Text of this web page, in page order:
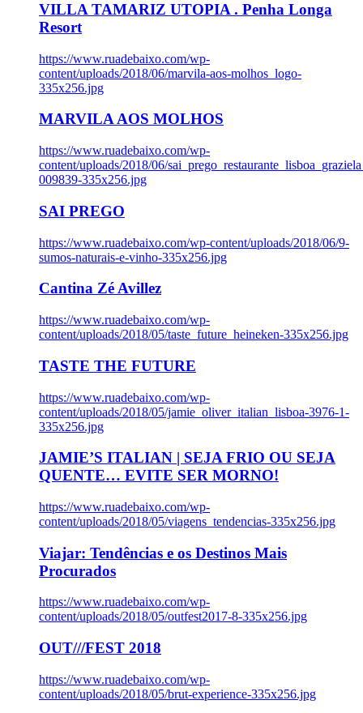
VILLA TAMARIZ UTOPIA . Penha Longa
Resort
https://www.ruadebaixo.com/wp-
content/uploads/2018/06/marvila-aos-molhos_logo-
335x256.jpg
MARVILA AOS MOLHOS
https://www.ruadebaixo.com/wp-
content/uploads/2018/06/
009839-335x256.jpg
SAI PREGO
https://www.ruadebaixo.com/wp-content/uploads/2018/06/9-
sumos-naturais-e-vinho-335x256.jpg
Cantina Zé Avillez
https://www.ruadebaixo.com/wp-
content/uploads/2018/05/taste_future_heineken-335x256.jpg
TASTE THE FUTURE
https://www.ruadebaixo.com/wp-
content/uploads/2018/05/jamie_oliver_italian_lisboa-3976-1-
335x256.jpg
JAMIE’S ITALIAN | SEJA FRIO OU SEJA
QUENTE… EVITE SER MORNO!
https://www.ruadebaixo.com/wp-
content/uploads/2018/05/viagens_tendencias-335x256.jpg
Viajar: Tendências e os Destinos Mais
Procurados
https://www.ruadebaixo.com/wp-
content/uploads/2018/05/outfest2017-8-335x256.jpg
OUT///FEST 2018
https://www.ruadebaixo.com/wp-
content/uploads/2018/05/brut-experience-335x256.jpg